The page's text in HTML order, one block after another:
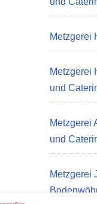
Metzgerei
Metzgerei
und
Metzgerei
und
Metzgerei